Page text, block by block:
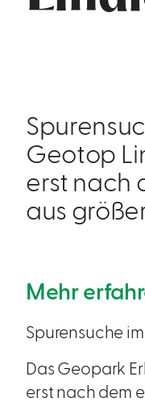
Geotop
erst nach
aus
Mehr
Spurensuche
Das Geopark
erst nach dem